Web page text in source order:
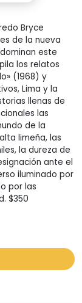
Bryce
de la nueva
este
los relatos
(1968) y
Lima y la
llenas de
las
de la
limeña, las
la dureza de
ante el
iluminado por
por las
$350